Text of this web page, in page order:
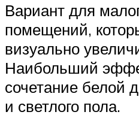
Вариант для
помещений,
визуально
Наибольший
сочетание белой
и светлого пола.